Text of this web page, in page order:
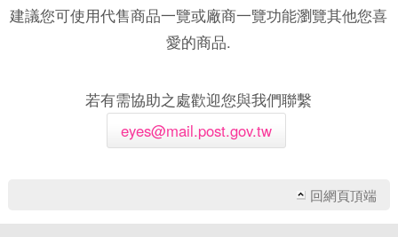
建議您可使用代售商品一覽或廠商一覽功能瀏覽其他您喜
愛的商品.
若有需協助之處歡迎您與我們聯繫
eyes@mail.post.gov.tw
回網頁頂端